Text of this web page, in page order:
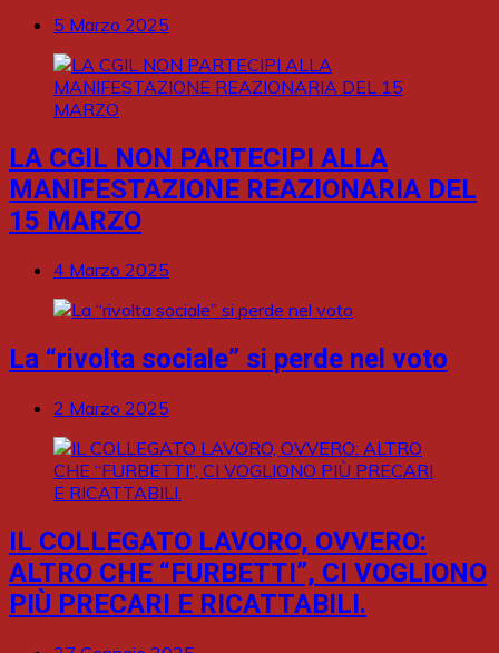
5 Marzo 2025
LA CGIL NON PARTECIPI ALLA
MANIFESTAZIONE REAZIONARIA DEL
15 MARZO
4 Marzo 2025
La “rivolta sociale” si perde nel voto
2 Marzo 2025
IL COLLEGATO LAVORO, OVVERO:
ALTRO CHE “FURBETTI”, CI VOGLIONO
PIÙ PRECARI E RICATTABILI.